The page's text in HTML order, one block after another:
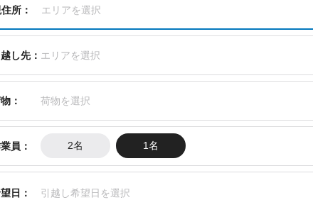
所： エリアを選択
し先： エリアを選択
： 荷物を選択
員： 2名 1名
日： 引越し希望日を選択